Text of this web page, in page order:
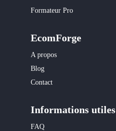
Formateur Pro
EcomForge
A propos
Blog
Contact
Informations utiles
FAQ